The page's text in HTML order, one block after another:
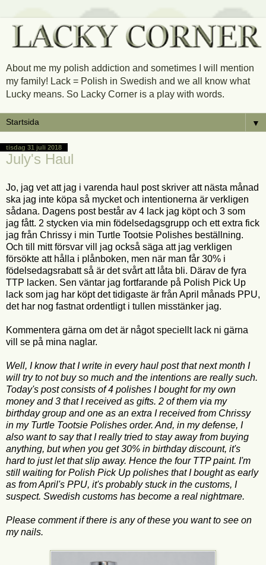
About me my polish addiction and sometimes I will mention
my family! Lack = Polish in Swedish and we all know what
Lucky means. So Lacky Corner is a play with words.
▼
tisdag 31 juli 2018
July's Haul
Jo, jag vet att jag i varenda haul post skriver att nästa månad
ska jag inte köpa så mycket och intentionerna är verkligen
sådana. Dagens post består av 4 lack jag köpt och 3 som
jag fått. 2 stycken via min födelsedagsgrupp och ett extra fick
jag från Chrissy i min Turtle Tootsie Polishes beställning.
Och till mitt försvar vill jag också säga att jag verkligen
försökte att hålla i plånboken, men när man får 30% i
födelsedagsrabatt så är det svårt att låta bli. Därav de fyra
TTP lacken. Sen väntar jag fortfarande på Polish Pick Up
lack som jag har köpt det tidigaste är från April månads PPU,
det har nog fastnat ordentligt i tullen misstänker jag.
Kommentera gärna om det är något speciellt lack ni gärna
vill se på mina naglar.
Well, I know that I write in every haul post that next month I
will try to not buy so much and the intentions are really such.
Today's post consists of 4 polishes I bought for my own
money and 3 that I received as gifts. 2 of them via my
birthday group and one as an extra I received from Chrissy
in my Turtle Tootsie Polishes order. And, in my defense, I
also want to say that I really tried to stay away from buying
anything, but when you get 30% in birthday discount, it's
hard to just let that slip away. Hence the four TTP paint. I'm
still waiting for Polish Pick Up polishes that I bought as early
as from April's PPU, it's probably stuck in the customs, I
suspect. Swedish customs has become a real nightmare.
Please comment if there is any of these you want to see on
my nails.